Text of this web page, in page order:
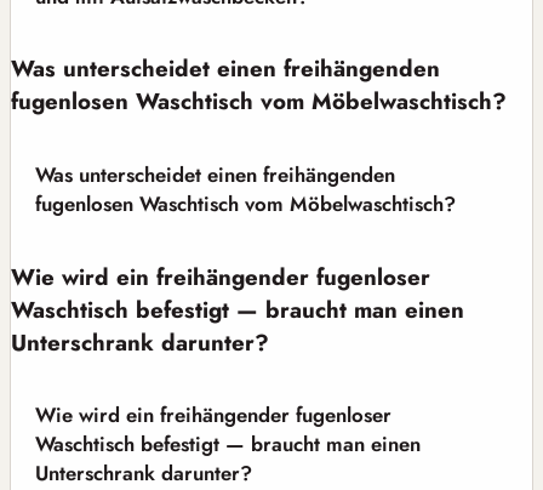
Was unterscheidet einen freihängenden
fugenlosen Waschtisch vom Möbelwaschtisch?
Was unterscheidet einen freihängenden
fugenlosen Waschtisch vom Möbelwaschtisch?
Wie wird ein freihängender fugenloser
Waschtisch befestigt — braucht man einen
Unterschrank darunter?
Wie wird ein freihängender fugenloser
Waschtisch befestigt — braucht man einen
Unterschrank darunter?